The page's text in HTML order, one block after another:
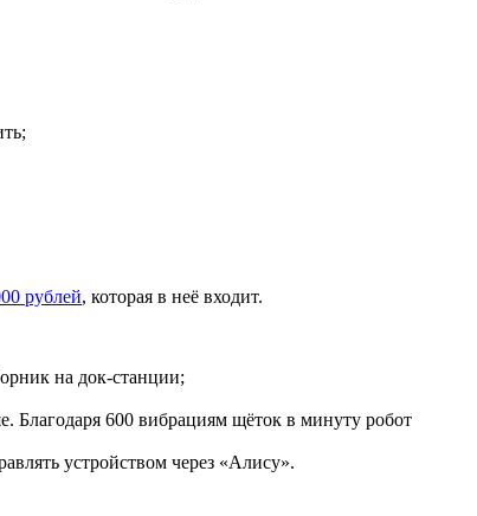
рублей, которая в неё входит.
на док-станции;
Благодаря 600 вибрациям щёток в минуту робот
устройством через «Алису».